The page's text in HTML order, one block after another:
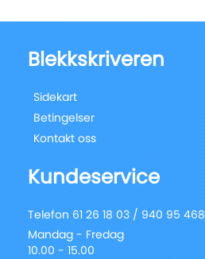
Blekkskriveren
Sidekart
Betingelser
Kontakt oss
Kundeservice
Telefon 61 26 18 03 / 940 95 468
Mandag - Fredag
10.00 - 15.00